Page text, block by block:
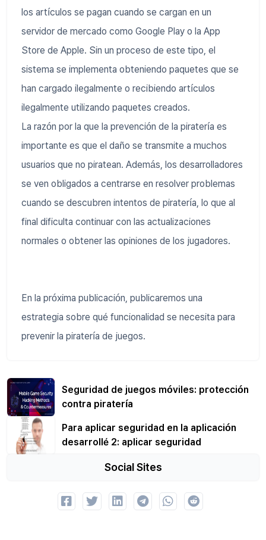
los artículos se pagan cuando se cargan en un
servidor de mercado como Google Play o la App
Store de Apple. Sin un proceso de este tipo, el
sistema se implementa obteniendo paquetes que se
han cargado ilegalmente o recibiendo artículos
ilegalmente utilizando paquetes creados.
La razón por la que la prevención de la piratería es
importante es que el daño se transmite a muchos
usuarios que no piratean. Además, los desarrolladores
se ven obligados a centrarse en resolver problemas
cuando se descubren intentos de piratería, lo que al
final dificulta continuar con las actualizaciones
normales o obtener las opiniones de los jugadores.
En la próxima publicación, publicaremos una
estrategia sobre qué funcionalidad se necesita para
prevenir la piratería de juegos.
Seguridad de juegos móviles: protección
contra piratería
Para aplicar seguridad en la aplicación
desarrollé 2: aplicar seguridad
Social Sites